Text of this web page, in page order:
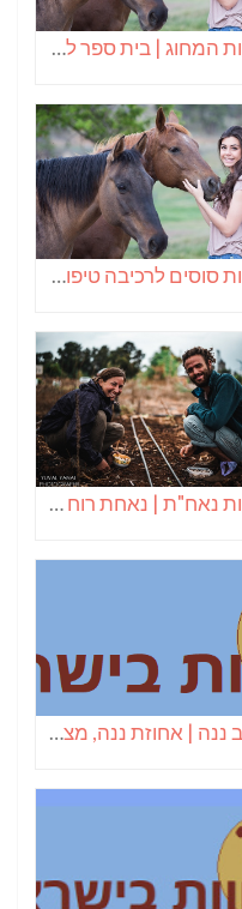
חוות המחוג | בית ספר לרכיבה
חוות סוסים לרכיבה טיפולית
חוות נאח"ת | נאחת רוח – צומחים בעמק
יקב ננה | אחוזת ננה, מצפה רמון